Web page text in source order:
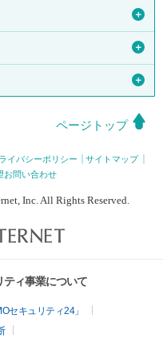
＋
＋
＋
ページトップ
イバシーポリシー
サイトマップ
お問い合わせ
Inc. All Rights Reserved.
ティ事業について
セキュリティ24」